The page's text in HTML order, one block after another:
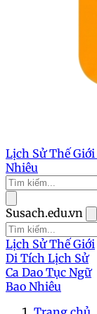
Lịch Sử Thế Giới
Nhiêu
Susach.edu.vn
Lịch Sử Thế Giới
Di Tích Lịch Sử
Ca Dao Tục Ngữ
Bao Nhiêu